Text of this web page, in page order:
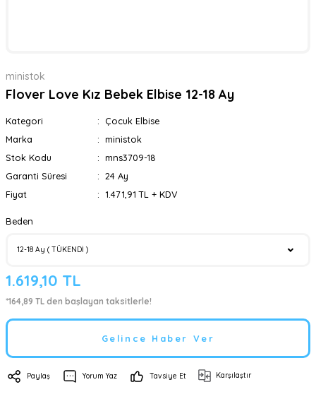
ministok
Flover Love Kız Bebek Elbise 12-18 Ay
Kategori
Çocuk Elbise
Marka
ministok
Stok Kodu
mns3709-18
Garanti Süresi
24 Ay
Fiyat
1.471,91 TL + KDV
Beden
1.619,10 TL
*164,89 TL den başlayan taksitlerle!
Gelince Haber Ver
Paylaş Yorum Yaz Tavsiye Et Karşılaştır